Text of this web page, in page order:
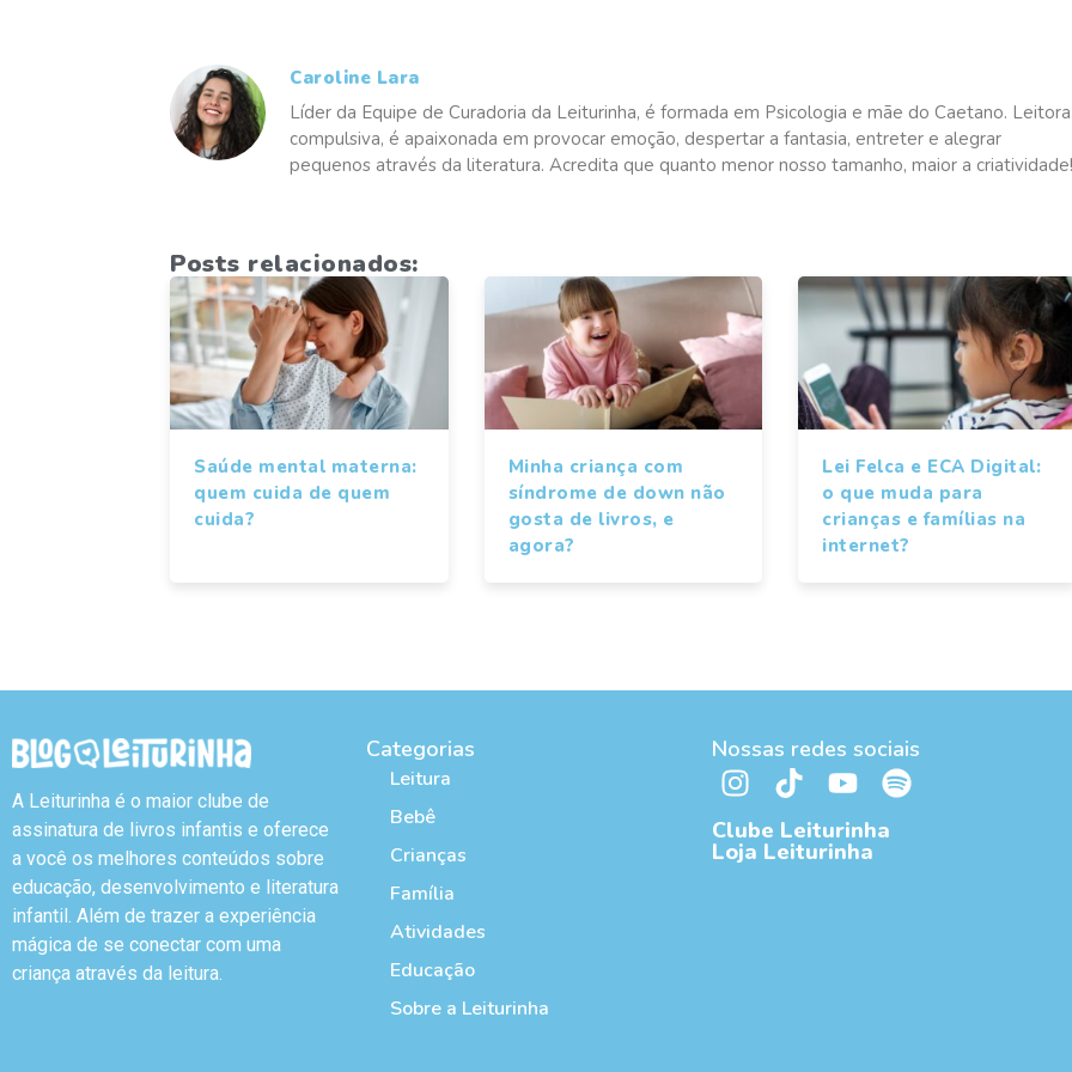
Caroline Lara
Líder da Equipe de Curadoria da Leiturinha, é formada em Psicologia e mãe do Caetano. Leitora
compulsiva, é apaixonada em provocar emoção, despertar a fantasia, entreter e alegrar
pequenos através da literatura. Acredita que quanto menor nosso tamanho, maior a criatividade!
Posts relacionados:
Saúde mental materna:
quem cuida de quem
cuida?
Minha criança com
síndrome de down não
gosta de livros, e
agora?
Lei Felca e ECA Digital:
o que muda para
crianças e famílias na
internet?
A Leiturinha é o maior clube de
assinatura de livros infantis e oferece
a você os melhores conteúdos sobre
educação, desenvolvimento e literatura
infantil. Além de trazer a experiência
mágica de se conectar com uma
criança através da leitura.
Categorias
Leitura
Bebê
Crianças
Família
Atividades
Educação
Sobre a Leiturinha
Nossas redes sociais
Clube Leiturinha
Loja Leiturinha